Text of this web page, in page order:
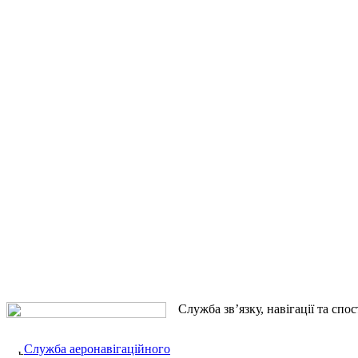
Служба аеронавігаційного
Служба зв’язку, навігації та